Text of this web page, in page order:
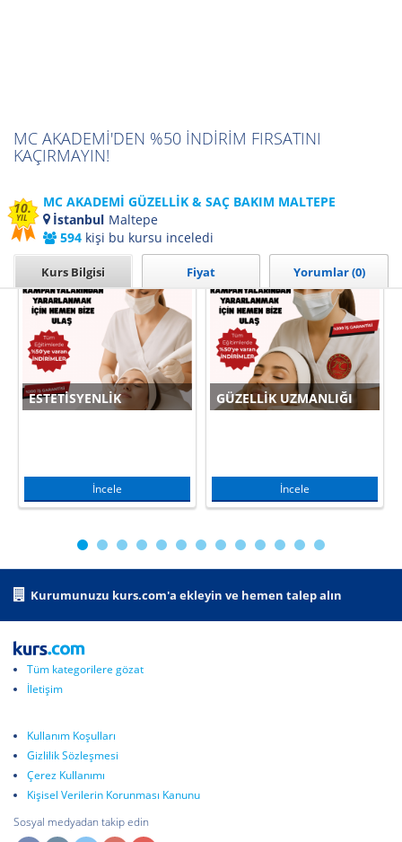
10.
YIL
MC AKADEMİ GÜZELLİK & SAÇ BAKIM MALTEPE
İstanbul Maltepe
594 kişi bu kursu inceledi
Kurs Bilgisi Fiyat Yorumlar (0)
MC AKADEMİ'DEN %50 İNDİRİM FIRSATINI
KAÇIRMAYIN!
Detaylı bilgi için hemen arayın ve uzmanlarımız ile görüşün...
Kurumun Tüm Kursları İçin Tıklayınız
ESTETISYENLIK
İncele
GÜZELLIK UZMANLIĞI
İncele
Kurumunuzu kurs.com'a ekleyin ve hemen talep alın
Tüm kategorilere gözat
İletişim
Kullanım Koşulları
Gizlilik Sözleşmesi
Çerez Kullanımı
Kişisel Verilerin Korunması Kanunu
Sosyal medyadan takip edin